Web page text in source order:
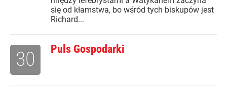
się od kłamstwa, bo wśród tych biskupów jest
Richard...
Puls Gospodarki
30